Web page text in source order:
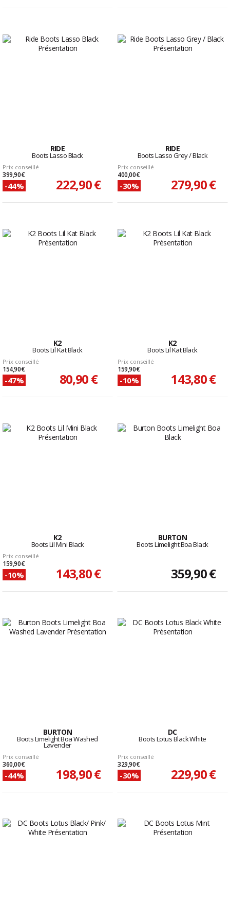
RIDE
Boots Lasso Black
Prix conseillé
399,90 €
-44% 222,90 €
RIDE
Boots Lasso Grey / Black
Prix conseillé
400,00 €
-30% 279,90 €
K2
Boots Lil Kat Black
Prix conseillé
154,90 €
-47% 80,90 €
K2
Boots Lil Kat Black
Prix conseillé
159,90 €
-10% 143,80 €
K2
Boots Lil Mini Black
Prix conseillé
159,90 €
-10% 143,80 €
BURTON
Boots Limelight Boa Black
359,90 €
BURTON
Boots Limelight Boa Washed
Lavender
Prix conseillé
360,00 €
-44% 198,90 €
DC
Boots Lotus Black White
Prix conseillé
329,90 €
-30% 229,90 €